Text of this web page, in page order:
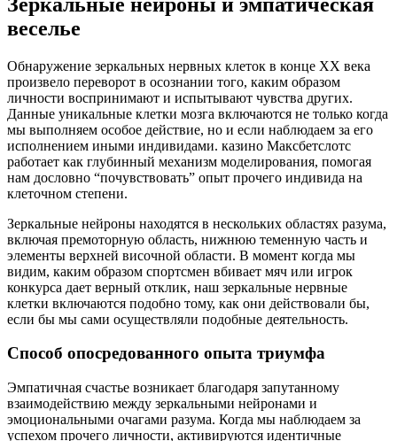
веселье
Обнаружение зеркальных нервных клеток в конце XX века
произвело переворот в осознании того, каким образом
личности воспринимают и испытывают чувства других.
Данные уникальные клетки мозга включаются не только когда
мы выполняем особое действие, но и если наблюдаем за его
исполнением иными индивидами. казино Максбетслотс
работает как глубинный механизм моделирования, помогая
нам дословно “почувствовать” опыт прочего индивида на
клеточном степени.
Зеркальные нейроны находятся в нескольких областях разума,
включая премоторную область, нижнюю теменную часть и
элементы верхней височной области. В момент когда мы
видим, каким образом спортсмен вбивает мяч или игрок
конкурса дает верный отклик, наш зеркальные нервные
клетки включаются подобно тому, как они действовали бы,
если бы мы сами осуществляли подобные деятельность.
Способ опосредованного опыта триумфа
Эмпатичная счастье возникает благодаря запутанному
взаимодействию между зеркальными нейронами и
эмоциональными очагами разума. Когда мы наблюдаем за
успехом прочего личности, активируются идентичные